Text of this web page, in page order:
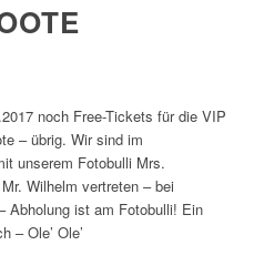
noch Free-Tickets für die VIP
– übrig. Wir sind im
unserem Fotobulli Mrs.
Wilhelm vertreten – bei
Abholung ist am Fotobulli! Ein
– Ole’ Ole’